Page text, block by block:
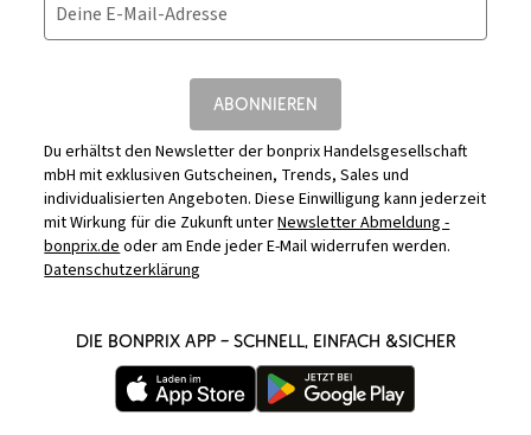
Deine E-Mail-Adresse
ABONNIEREN
Du erhältst den Newsletter der bonprix Handelsgesellschaft
mbH mit exklusiven Gutscheinen, Trends, Sales und
individualisierten Angeboten. Diese Einwilligung kann jederzeit
mit Wirkung für die Zukunft unterNewsletter Abmeldung -
bonprix.deoder am Ende jeder E-Mail widerrufen werden.
Datenschutzerklärung
DIE BONPRIX APP – SCHNELL, EINFACH &SICHER